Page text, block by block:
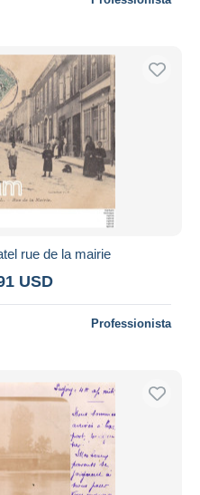
rue de la mairie
USD
Professionista